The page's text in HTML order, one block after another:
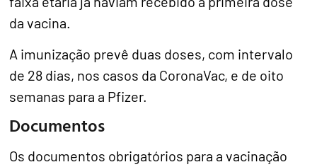
da vacina.
A imunização prevê duas doses, com intervalo
de 28 dias, nos casos da CoronaVac, e de oito
semanas para a Pfizer.
Documentos
Os documentos obrigatórios para a vacinação